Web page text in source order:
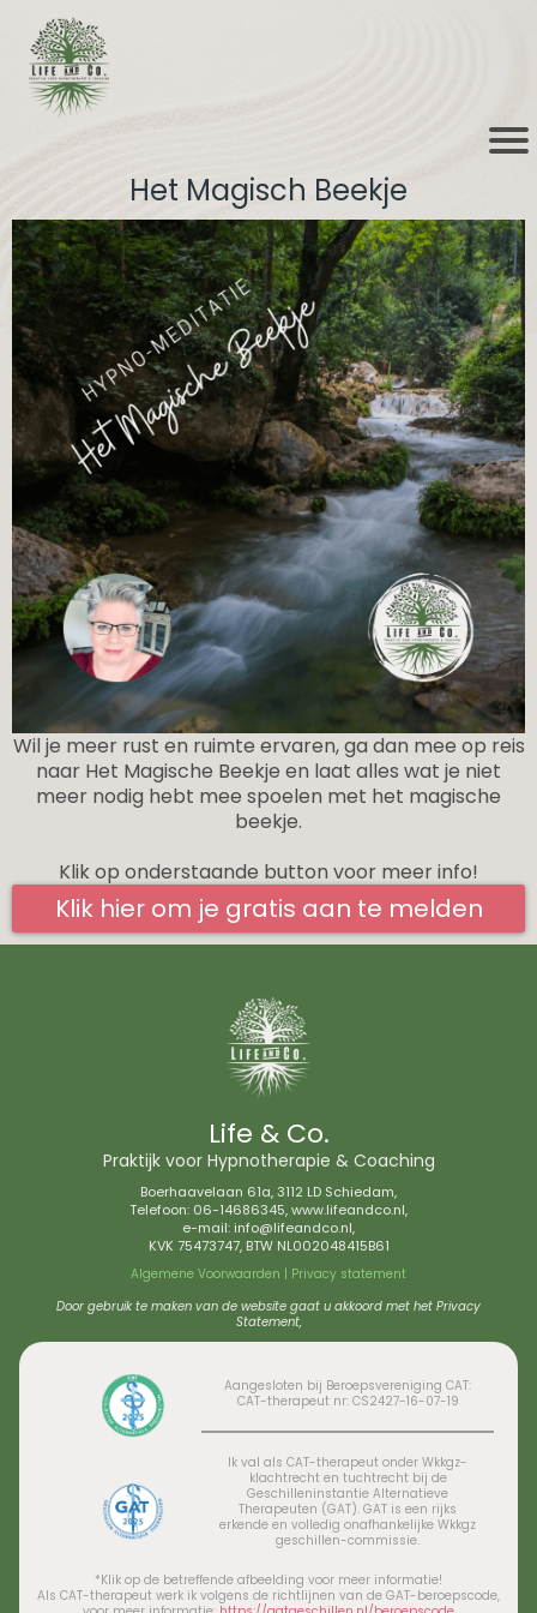
Het Magisch Beekje
Wil je meer rust en ruimte ervaren, ga dan mee op reis
naar Het Magische Beekje en laat alles wat je niet
meer nodig hebt mee spoelen met het magische
beekje.
Klik op onderstaande button voor meer info!
Klik hier om je gratis aan te melden
Life & Co.
Praktijk voor Hypnotherapie & Coaching
Boerhaavelaan 61a, 3112 LD Schiedam,
Telefoon: 06-14686345, www.lifeandco.nl,
e-mail: info@lifeandco.nl,
KVK 75473747, BTW NL002048415B61
Algemene Voorwaarden | Privacy statement
Door gebruik te maken van de website gaat u akkoord met het Privacy
Statement,
Aangesloten bij Beroepsvereniging CAT:
CAT-therapeut nr: CS2427-16-07-19
Ik val als CAT-therapeut onder Wkkgz-
klachtrecht en tuchtrecht bij de
Geschilleninstantie Alternatieve
Therapeuten (GAT). GAT is een rijks
erkende en volledig onafhankelijke Wkkgz
geschillen-commissie.
*Klik op de betreffende afbeelding voor meer informatie!
Als CAT-therapeut werk ik volgens de richtlijnen van de GAT-beroepscode,